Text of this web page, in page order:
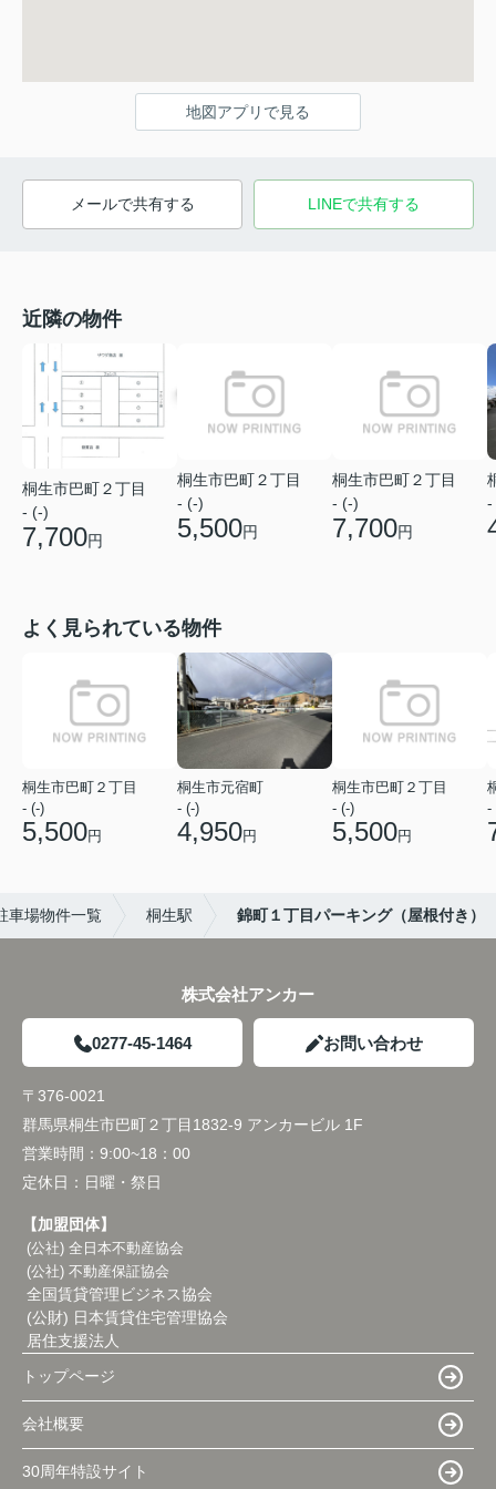
地図アプリで見る
メールで共有する LINEで共有する
近隣の物件
桐生市巴町２丁目
- (-)
7,700円
桐生市巴町２丁目
- (-)
5,500円
桐生市巴町２丁目
- (-)
7,700円
-
よく見られている物件
桐生市巴町２丁目
- (-)
5,500円
桐生市元宿町
- (-)
4,950円
桐生市巴町２丁目
- (-)
5,500円
-
車場物件一覧 桐生駅 錦町１丁目パーキング（屋根付き）
株式会社アンカー
0277-45-1464 お問い合わせ
〒376-0021
群馬県桐生市巴町２丁目1832-9 アンカービル 1F
営業時間： 9:00~18：00
定休日： 日曜・祭日
【加盟団体】
(公社) 全日本不動産協会
(公社) 不動産保証協会
全国賃貸管理ビジネス協会
(公財) 日本賃貸住宅管理協会
居住支援法人
トップページ
会社概要
30周年特設サイト